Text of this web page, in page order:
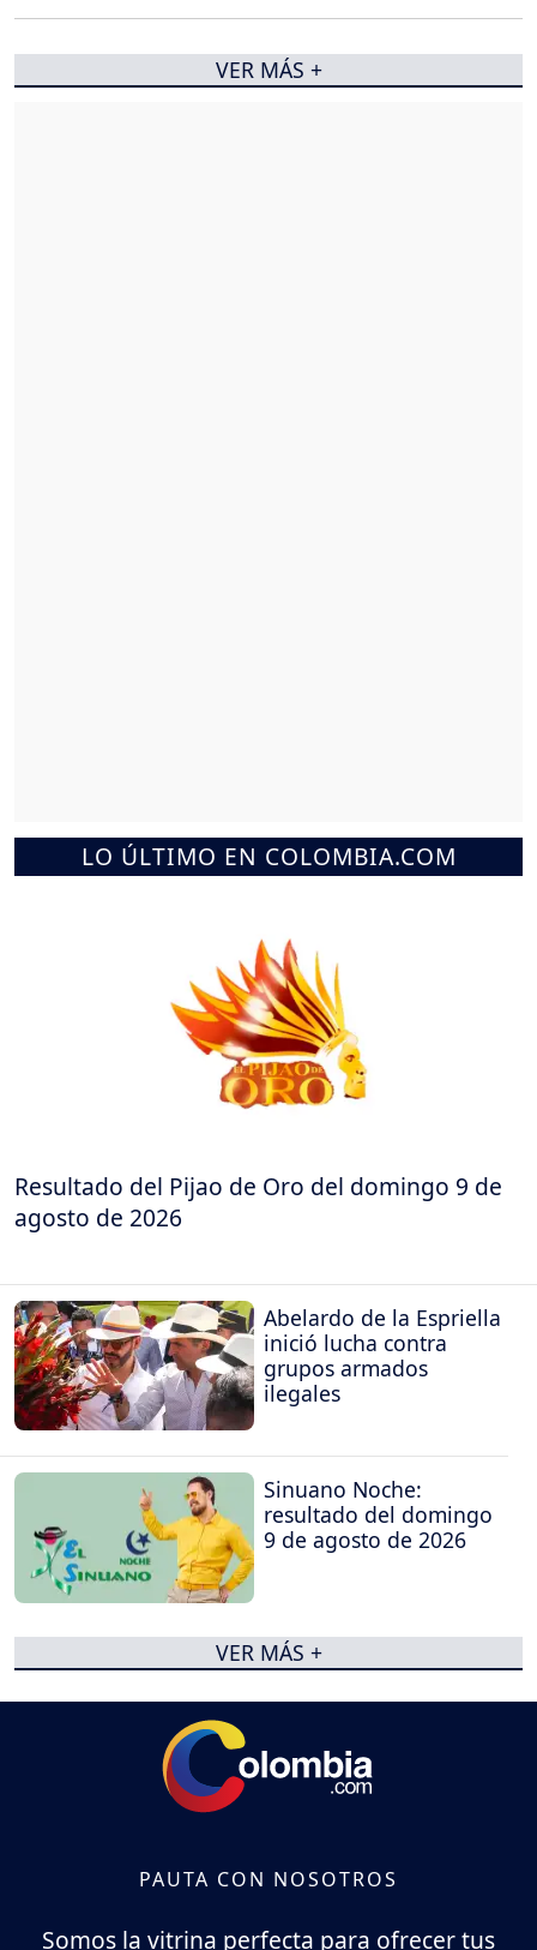
LO ÚLTIMO EN COLOMBIA.COM
Resultado del Pijao de Oro del domingo 9 de
agosto de 2026
Abelardo de la Espriella
inició lucha contra
grupos armados
ilegales
Sinuano Noche:
resultado del domingo
9 de agosto de 2026
VER MÁS +
VER MÁS +
PAUTA CON NOSOTROS
Somos la vitrina perfecta para ofrecer tus